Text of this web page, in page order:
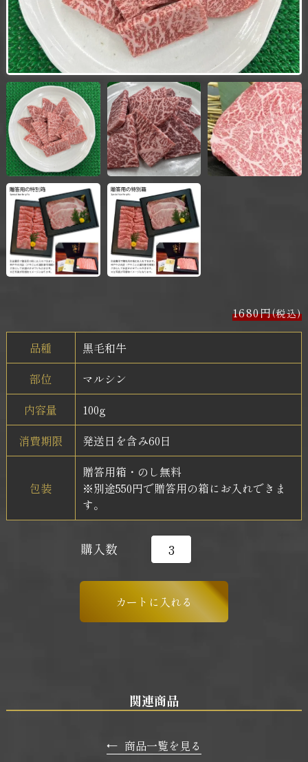
1680円(税込)
品種
黒毛和牛
部位
マルシン
内容量
100g
消費期限
発送日を含み60日
包装
贈答用箱・のし無料
※別途550円で贈答用の箱にお入れできま
す。
購入数
関連商品
← 商品一覧を見る